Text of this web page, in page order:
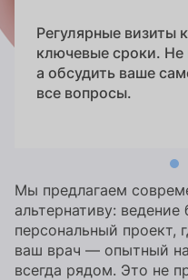
Регулярные визиты
ключевые сроки. Не
а обсудить ваше
все вопросы.
Мы предлагаем
альтернативу:
персональный проект,
ваш врач — опытный
всегда рядом. Это не